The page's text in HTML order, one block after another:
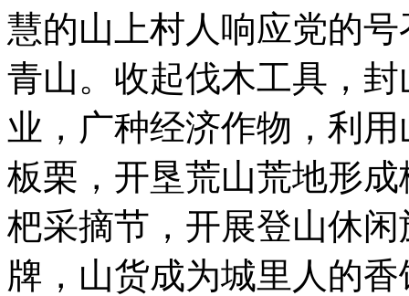
慧的山上村人响应党的
青山。收起伐木工具，
业，广种经济作物，利
板栗，开垦荒山荒地形
杷采摘节，开展登山休
牌，山货成为城里人的